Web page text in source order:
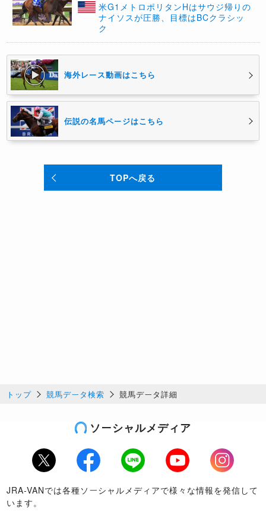
米G1メトロポリタンHはサウジ帰りの
ナイソスが圧勝、目標はBCクラシッ
ク
海外レース動画はこちら
伝説の名馬ページはこちら
TOPへ戻る
トップ 競馬データ検索 競馬データ詳細
ソーシャルメディア
Twitter Facebook LINE Youtube
Instagram
JRA-VANでは各種ソーシャルメディアで様々な情報を発信して
います。